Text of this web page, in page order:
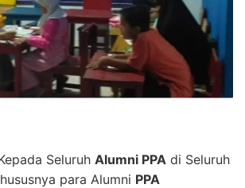
Seluruh Alumni PPA di Seluruh
para Alumni PPA